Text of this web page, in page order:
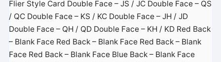
Flier Style Card Double Face – JS / JC Double Face – QS
/ QC Double Face – KS / KC Double Face – JH / JD
Double Face – QH / QD Double Face – KH / KD Red Back
– Blank Face Red Back – Blank Face Red Back – Blank
Face Red Back – Blank Face Blue Back – Blank Face